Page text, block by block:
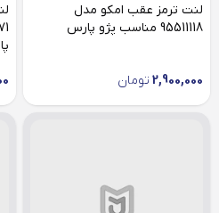
لنت ترمز عقب امکو مدل
95511118 مناسب پژو پارس
2,900,000 تومان